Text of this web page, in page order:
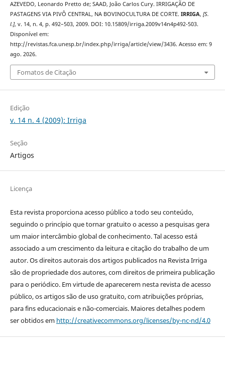
AZEVEDO, Leonardo Pretto de; SAAD, João Carlos Cury. IRRIGAÇÃO DE
PASTAGENS VIA PIVÔ CENTRAL, NA BOVINOCULTURA DE CORTE. IRRIGA, [S.
l.], v. 14, n. 4, p. 492–503, 2009. DOI: 10.15809/irriga.2009v14n4p492-503.
Disponível em:
http://revistas.fca.unesp.br/index.php/irriga/article/view/3436. Acesso em: 9
ago. 2026.
Fomatos de Citação
Edição
v. 14 n. 4 (2009): Irriga
Seção
Artigos
Licença
Esta revista proporciona acesso público a todo seu conteúdo,
seguindo o princípio que tornar gratuito o acesso a pesquisas gera
um maior intercâmbio global de conhecimento. Tal acesso está
associado a um crescimento da leitura e citação do trabalho de um
autor. Os direitos autorais dos artigos publicados na Revista Irriga
são de propriedade dos autores, com direitos de primeira publicação
para o periódico. Em virtude de aparecerem nesta revista de acesso
público, os artigos são de uso gratuito, com atribuições próprias,
para fins educacionais e não-comerciais. Maiores detalhes podem
ser obtidos em http://creativecommons.org/licenses/by-nc-nd/4.0